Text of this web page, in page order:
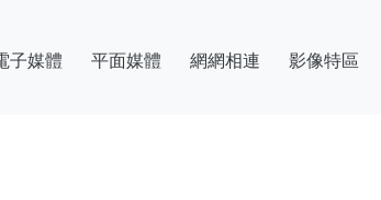
子媒體 平面媒體 網網相連 影像特區